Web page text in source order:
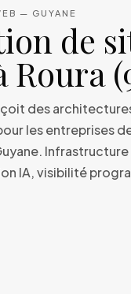
— GUYANE
de
Roura
des
les entreprises
IA, visibilité